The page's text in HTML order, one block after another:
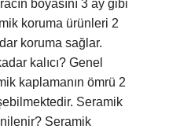
boyasını 3 ay gibi
koruma ürünleri 2
koruma sağlar.
kalıcı? Genel
kaplamanın ömrü 2
Seramik
Seramik